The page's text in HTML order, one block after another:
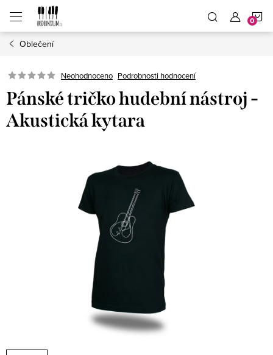
obsah
Oblečení
Neohodnoceno Podrobnosti hodnocení
Pánské tričko hudební nástroj -
Akustická kytara